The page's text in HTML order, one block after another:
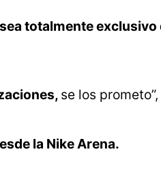
totalmente exclusivo
se los
la Nike Arena.